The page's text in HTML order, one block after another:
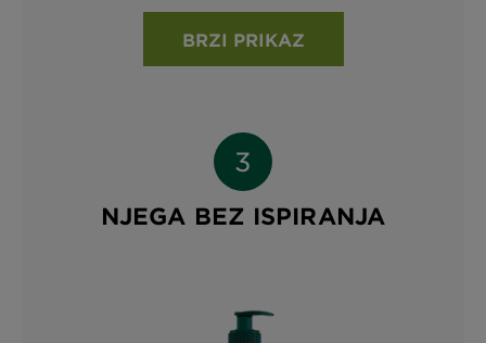
BRZI PRIKAZ
NJEGA BEZ ISPIRANJA